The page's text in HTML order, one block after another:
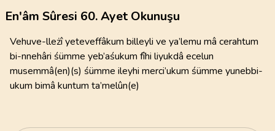
En'âm Sûresi 60. Ayet Okunuşu
Vehuve-lleżî yeteveffâkum billeyli ve ya’lemu mâ cerahtum
bi-nnehâri śümme yeb’aśukum fîhi liyukdâ ecelun
musemmâ(en)(s) śümme ileyhi merci’ukum śümme yunebbi-
ukum bimâ kuntum ta’melûn(e)